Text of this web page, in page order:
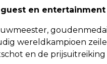
guest en entertainment
wereldkampioen
en de prijsuitreiking